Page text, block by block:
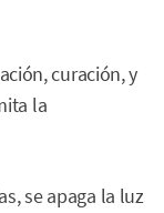
curación, y
la
se apaga la luz